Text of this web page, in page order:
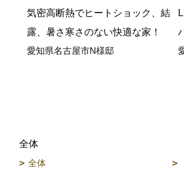
気密高断熱でヒートショック、結
露、暑さ寒さのない快適な家！
愛知県名古屋市N様邸
全体
全体